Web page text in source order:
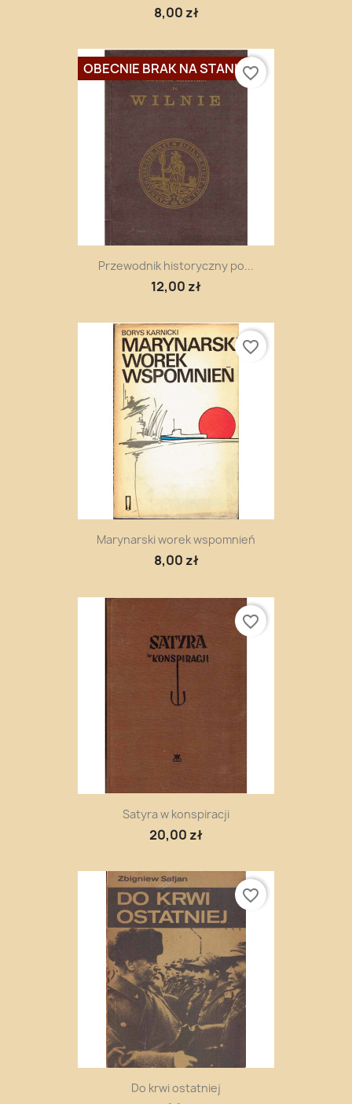
8,00 zł
Przewodnik historyczny po...
12,00 zł
OBECNIE BRAK NA STANIEfavorite_border
Marynarski worek wspomnień
8,00 zł
favorite_border
Satyra w konspiracji
20,00 zł
favorite_border
Do krwi ostatniej
favorite_border